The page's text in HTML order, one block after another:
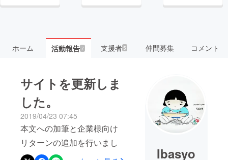
ホーム 活動報告7 支援者5 仲間募集 コメント
サイトを更新しま
した。
2019/04/23 07:45
本文への加筆と企業様向け
リターンの追加を行いまし
た。
Ibasyo